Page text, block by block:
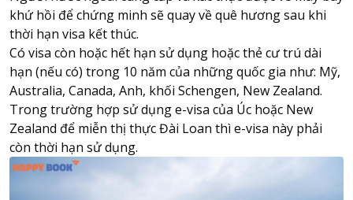
khứ hồi để chứng minh sẽ quay về quê hương sau khi
thời hạn visa kết thúc.
Có visa còn hoặc hết hạn sử dụng hoặc thẻ cư trú dài
hạn (nếu có) trong 10 năm của những quốc gia như: Mỹ,
Australia, Canada, Anh, khối Schengen, New Zealand.
Trong trường hợp sử dụng e-visa của Úc hoặc New
Zealand để miễn thị thực Đài Loan thì e-visa này phải
còn thời hạn sử dụng.